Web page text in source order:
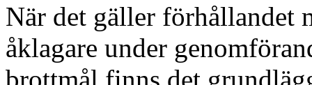
När det gäller förhållandet
åklagare under
brottmål finns det